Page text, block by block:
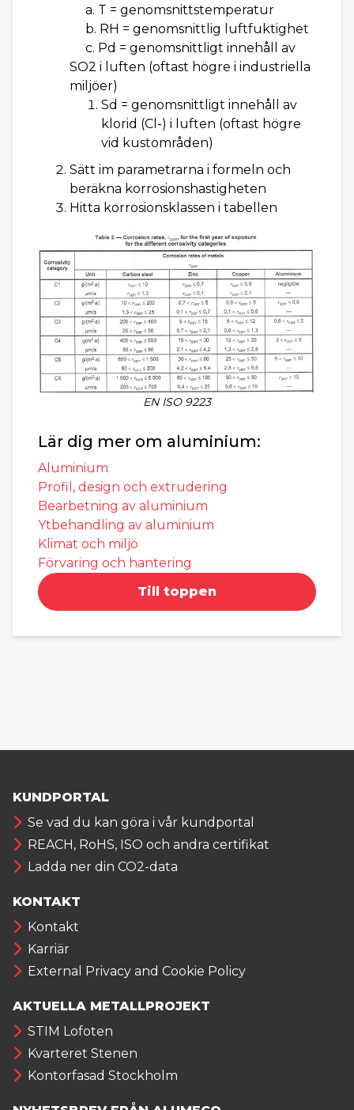
a. T = genomsnittstemperatur
b. RH = genomsnittlig luftfuktighet
c. Pd = genomsnittligt innehåll av
SO2 i luften (oftast högre i industriella
miljöer)
Sd = genomsnittligt innehåll av
klorid (Cl-) i luften (oftast högre
vid kustområden)
Sätt im parametrarna i formeln och
beräkna korrosionshastigheten
Hitta korrosionsklassen i tabellen
EN ISO 9223
Lär dig mer om aluminium:
Aluminium
Profil, design och extrudering
Bearbetning av aluminium
Ytbehandling av aluminium
Klimat och miljö
Förvaring och hantering
Till toppen
KUNDPORTAL
Se vad du kan göra i vår kundportal
REACH, RoHS, ISO och andra certifikat
Ladda ner din CO2-data
KONTAKT
Kontakt
Karriär
External Privacy and Cookie Policy
AKTUELLA METALLPROJEKT
STIM Lofoten
Kvarteret Stenen
Kontorfasad Stockholm